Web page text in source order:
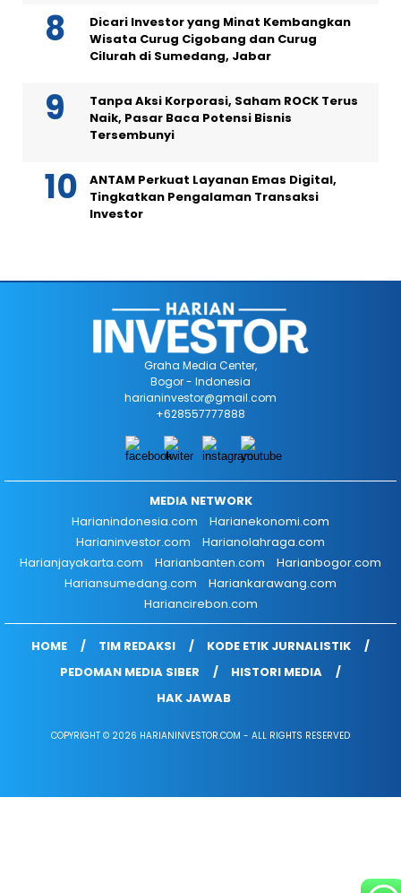
Dicari Investor yang Minat Kembangkan
Wisata Curug Cigobang dan Curug
Cilurah di Sumedang, Jabar
Tanpa Aksi Korporasi, Saham ROCK Terus
Naik, Pasar Baca Potensi Bisnis
Tersembunyi
ANTAM Perkuat Layanan Emas Digital,
Tingkatkan Pengalaman Transaksi
Investor
Graha Media Center,
Bogor - Indonesia
harianinvestor@gmail.com
+628557777888
MEDIA NETWORK
Harianindonesia.com
Harianekonomi.com
Harianinvestor.com
Harianolahraga.com
Harianjayakarta.com
Harianbanten.com
Harianbogor.com
Hariansumedang.com
Hariankarawang.com
Hariancirebon.com
HOME TIM REDAKSI
KODE ETIK JURNALISTIK
PEDOMAN MEDIA SIBER
HISTORI MEDIA
HAK JAWAB
COPYRIGHT © 2026 HARIANINVESTOR.COM - ALL RIGHTS RESERVED